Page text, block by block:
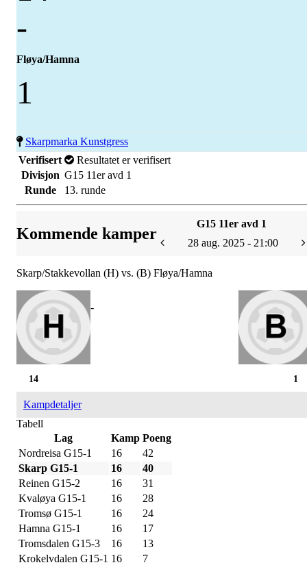
-
Fløya/Hamna
1
Skarpmarka Kunstgress
Verifisert
Resultatet er verifisert
Divisjon G15 11er avd 1
Runde
13. runde
Kommende kamper
G15 11er avd 1
28 aug. 2025 - 21:00
Skarp/Stakkevollan (H) vs. (B) Fløya/Hamna
-
1
14
Kampdetaljer
Tabell
Lag
Kamp Poeng
Nordreisa G15-1
16
42
Skarp G15-1
16
40
Reinen G15-2
16
31
Kvaløya G15-1
16
28
Tromsø G15-1
16
24
Hamna G15-1
16
17
Tromsdalen G15-3
16
13
Krokelvdalen G15-1 16
7